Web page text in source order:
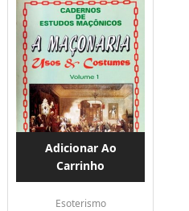
Adicionar Ao
Carrinho
Esoterismo